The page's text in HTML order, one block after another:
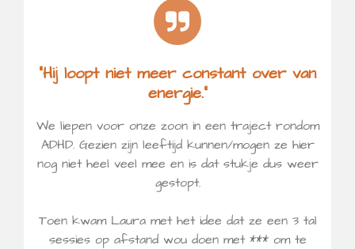
“Hij loopt niet meer constant over van
energie.”
We liepen voor onze zoon in een traject rondom
ADHD. Gezien zijn leeftijd kunnen/mogen ze hier
nog niet heel veel mee en is dat stukje dus weer
gestopt.
Toen kwam Laura met het idee dat ze een 3 tal
sessies op afstand wou doen met *** om te